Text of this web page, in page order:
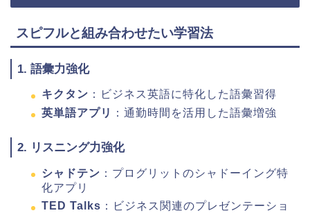
スピフルと組み合わせたい学習法
1. 語彙力強化
キクタン ：ビジネス英語に特化した語彙習得
英単語アプリ
：通勤時間を活用した語彙増強
2. リスニング力強化
シャドテン ：プログリットのシャドーイング特
化アプリ
TED Talks ：ビジネス関連のプレゼンテーショ